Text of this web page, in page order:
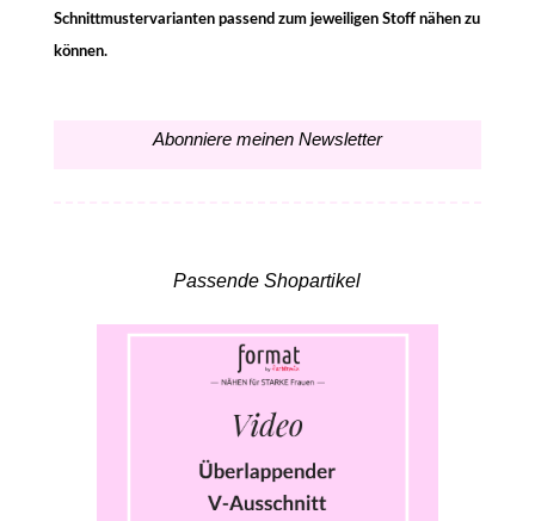
Schnittmustervarianten passend zum jeweiligen Stoff nähen zu
können.
Abonniere meinen Newsletter
Passende Shopartikel